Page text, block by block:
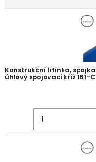
Konstrukční fitinka,
úhlový spojovací kříž 161-